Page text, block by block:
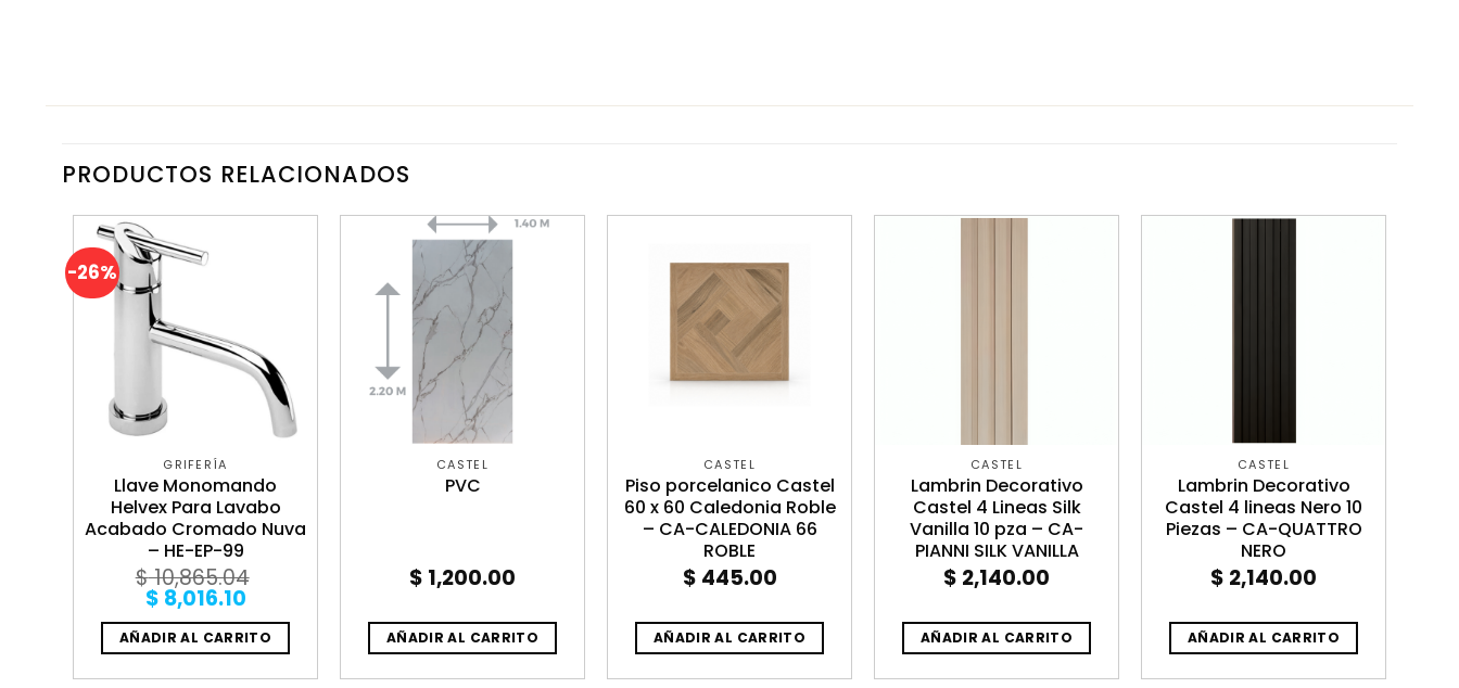
PRODUCTOS RELACIONADOS
-26%
GRIFERÍA
Llave Monomando
Helvex Para Lavabo
Acabado Cromado Nuva
– HE-EP-99
$10,865.04
Original
price
was:
$ 10,865.04.
$ 8,016.10Current
price
is:
$ 8,016.10.
AÑADIR AL CARRITO
CASTEL
PVC
$ 1,200.00
AÑADIR AL CARRITO
CASTEL
Piso porcelanico Castel
60 x 60 Caledonia Roble
– CA-CALEDONIA 66
ROBLE
$ 445.00
AÑADIR AL CARRITO
CASTEL
Lambrin Decorativo
Castel 4 Lineas Silk
Vanilla 10 pza – CA-
PIANNI SILK VANILLA
$ 2,140.00
AÑADIR AL CARRITO
CASTEL
Lambrin Decorativo
Castel 4 lineas Nero 10
Piezas – CA-QUATTRO
NERO
$ 2,140.00
AÑADIR AL CARRITO